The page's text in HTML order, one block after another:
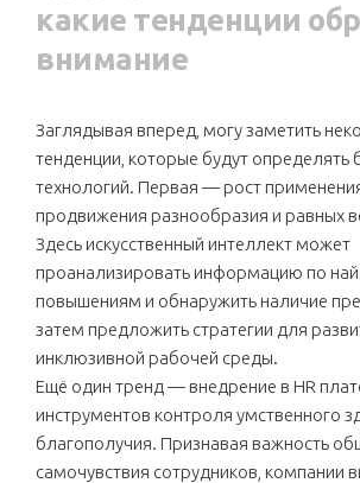
какие тенденции
внимание
Заглядывая вперед, могу заметить
тенденции, которые будут определять
технологий. Первая — рост
продвижения разнообразия и равных
Здесь искусственный интеллект может
проанализировать информацию по
повышениям и обнаружить наличие
затем предложить стратегии для
инклюзивной рабочей среды.
Ещё один тренд — внедрение в HR
инструментов контроля умственного
благополучия. Признавая важность
самочувствия сотрудников, компании